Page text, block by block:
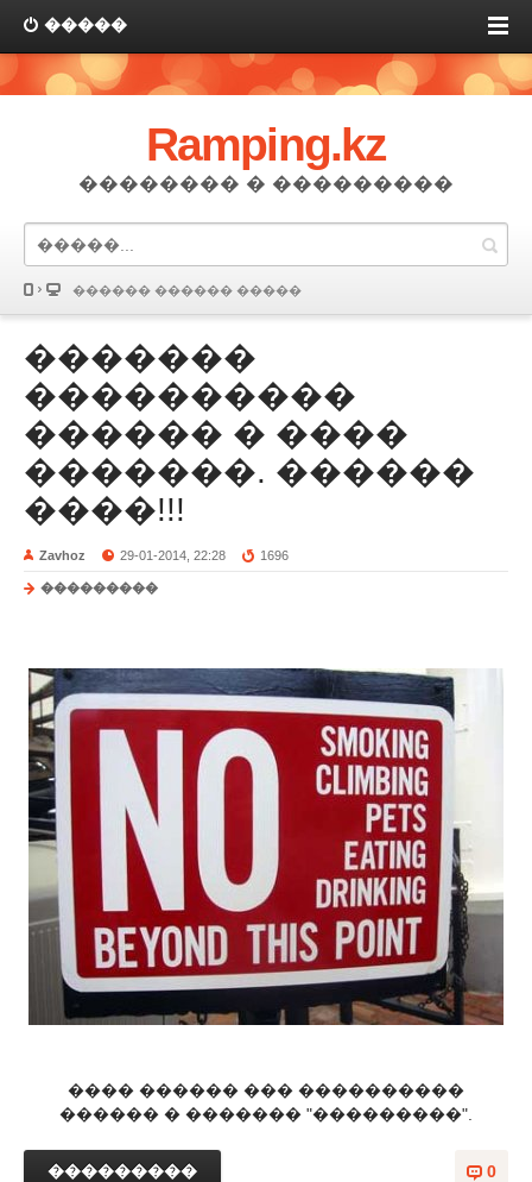
�����
Ramping.kz
�������� � ���������
������ ������ �����
�������
����������
������ � ����
�������. ������
����!!!
Zavhoz 29-01-2014, 22:28 1696
���������
���� ������ ��� ����������
������ � ������� "���������".
0
���������